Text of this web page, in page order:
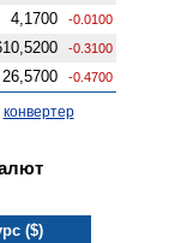
4,1700 -0.0100
-0.3100
26,5700 -0.4700
конвертер
($)